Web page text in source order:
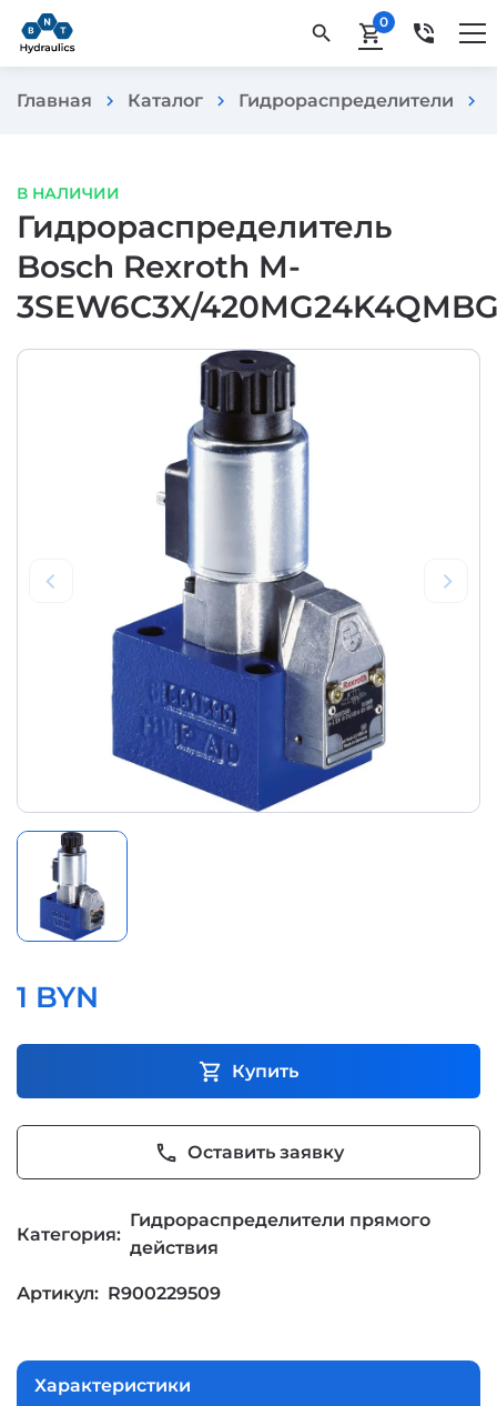
search shopping_cart0 phone_in_talk
Главная chevron_right Каталог chevron_right Гидрораспределители chevron_right
В НАЛИЧИИ
Гидрораспределитель
Bosch Rexroth M-
3SEW6C3X/
1 BYN
shopping_cart Купить
phone Оставить заявку
Категория:
Гидрораспределители прямого
действия
Артикул: R900229509
Характеристики